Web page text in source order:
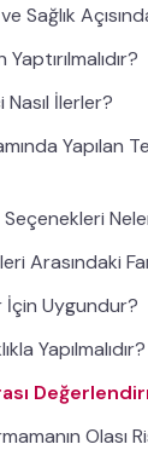
Sağlık
İlerler?
Yapılan
Arasındaki
İçin Uygundur?
Yapılmalıdır?
Olası